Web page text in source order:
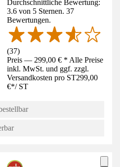
Durchschnittliche Bewertung:
3.6 von 5 Sternen. 37
Bewertungen.
(37)
Preis — 299,00 € * Alle Preise
inkl. MwSt. und ggf. zzgl.
Versandkosten pro ST299,00
€*/ ST